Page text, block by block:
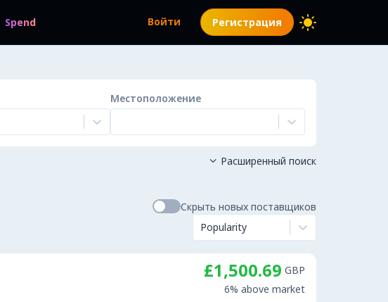
Spend Войти Регистрация
Местоположение
 Расширенный поиск
Скрыть новых поставщиков
Popularity
£1,500.69 GBP
6% above market